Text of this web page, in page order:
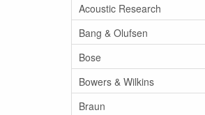
Acoustic Research
Bang & Olufsen
Bose
Bowers & Wilkins
Braun